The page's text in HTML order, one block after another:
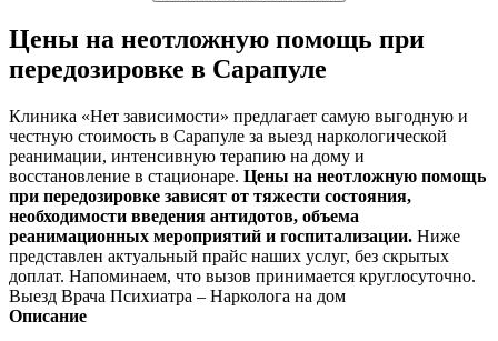
Цены на неотложную помощь при
передозировке в Сарапуле
Клиника «Нет зависимости» предлагает самую выгодную и
честную стоимость в Сарапуле за выезд наркологической
реанимации, интенсивную терапию на дому и
восстановление в стационаре. Цены на неотложную помощь
при передозировке зависят от тяжести состояния,
необходимости введения антидотов, объема
реанимационных мероприятий и госпитализации. Ниже
представлен актуальный прайс наших услуг, без скрытых
доплат. Напоминаем, что вызов принимается круглосуточно.
Выезд Врача Психиатра – Нарколога на дом
Описание